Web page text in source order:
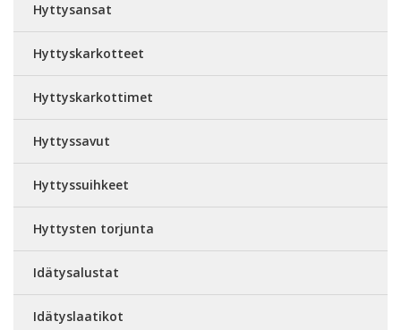
Hyttysansat
Hyttyskarkotteet
Hyttyskarkottimet
Hyttyssavut
Hyttyssuihkeet
Hyttysten torjunta
Idätysalustat
Idätyslaatikot